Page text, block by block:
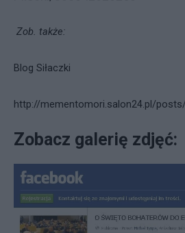
Zob. także:
Blog Siłaczki
http://mementomori.salon24.pl/
Zobacz galerię zdjęć: